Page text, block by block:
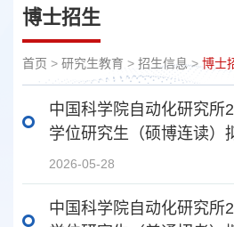
博士招生
首页 > 研究生教育 > 招生信息> 博士
中国科学院自动化研究所
学位研究生（硕博连读）
2026-05-28
中国科学院自动化研究所